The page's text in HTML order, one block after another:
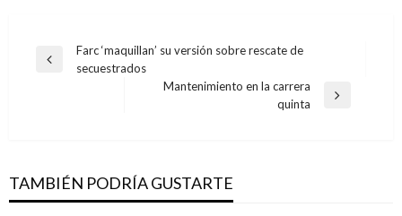
Navegación
Entrada
Farc ‘maquillan’ su versión sobre rescate de
secuestrados
Mantenimiento en la carrera
quinta
TAMBIÉN PODRÍA GUSTARTE
CAROLINA BARCO BUSCA PUESTO
Edgar Artunduaga lunes febrero 23, 2009
SUCESIÓN DE INFAMIAS